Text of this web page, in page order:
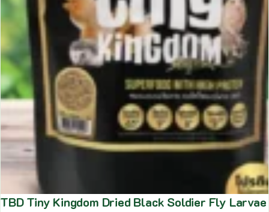
TBD Tiny Kingdom Dried Black Soldier Fly